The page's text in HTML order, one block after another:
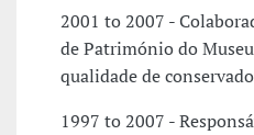
2001 to 2007 -
de Património do
qualidade de
1997 to 2007 -